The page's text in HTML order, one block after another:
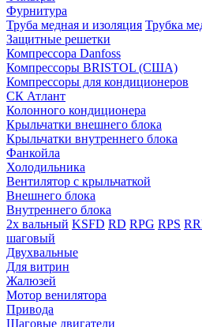
Фурнитура
Труба медная и изоляция Трубка
Защитные решетки
Компрессора Danfoss
Компрессоры BRISTOL (США)
Компрессоры для кондиционеров
СК Атлант
Колонного кондиционера
Крыльчатки внешнего блока
Крыльчатки внутреннего блока
Фанкойла
Холодильника
Вентилятор с крыльчаткой
Внешнего блока
Внутреннего блока
2х вальный KSFD RD RPG RPS
шаговый
Двухвальные
Для витрин
Жалюзей
Мотор венилятора
Привода
Шаговые двигатели